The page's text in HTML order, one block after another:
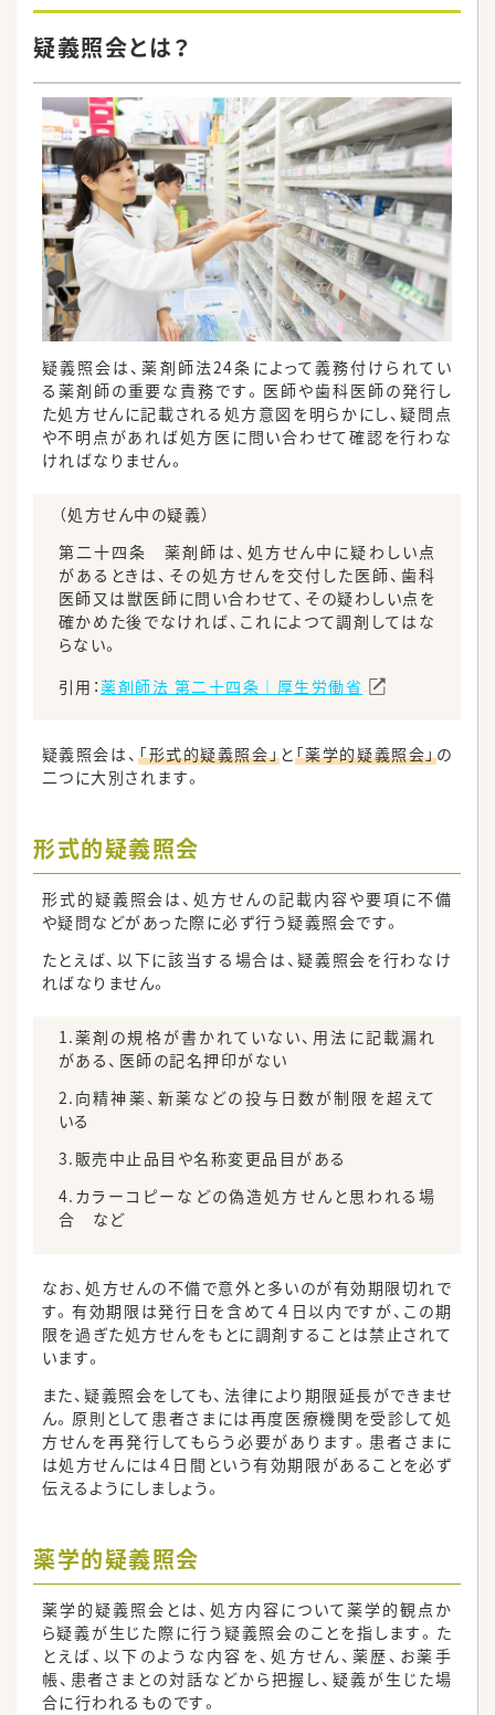
疑義照会とは？
疑義照会は、薬剤師法24条によって義務付けられてい
る薬剤師の重要な責務です。医師や歯科医師の発行し
た処方せんに記載される処方意図を明らかにし、疑問点
や不明点があれば処方医に問い合わせて確認を行わな
ければなりません。
（処方せん中の疑義）
第二十四条 薬剤師は、処方せん中に疑わしい点
があるときは、その処方せんを交付した医師、歯科
医師又は獣医師に問い合わせて、その疑わしい点を
確かめた後でなければ、これによつて調剤してはな
らない。
引用：薬剤師法 第二十四条｜厚生労働省
疑義照会は、「形式的疑義照会」と「薬学的疑義照会」の
二つに大別されます。
形式的疑義照会
形式的疑義照会は、処方せんの記載内容や要項に不備
や疑問などがあった際に必ず行う疑義照会です。
たとえば、以下に該当する場合は、疑義照会を行わなけ
ればなりません。
1.薬剤の規格が書かれていない、用法に記載漏れ
がある、医師の記名押印がない
2.向精神薬、新薬などの投与日数が制限を超えて
いる
3.販売中止品目や名称変更品目がある
4.カラーコピーなどの偽造処方せんと思われる場
合 など
なお、処方せんの不備で意外と多いのが有効期限切れで
す。有効期限は発行日を含めて４日以内ですが、この期
限を過ぎた処方せんをもとに調剤することは禁止されて
います。
また、疑義照会をしても、法律により期限延長ができませ
ん。原則として患者さまには再度医療機関を受診して処
方せんを再発行してもらう必要があります。患者さまに
は処方せんには４日間という有効期限があることを必ず
伝えるようにしましょう。
薬学的疑義照会
薬学的疑義照会とは、処方内容について薬学的観点か
ら疑義が生じた際に行う疑義照会のことを指します。た
とえば、以下のような内容を、処方せん、薬歴、お薬手
帳、患者さまとの対話などから把握し、疑義が生じた場
合に行われるものです。